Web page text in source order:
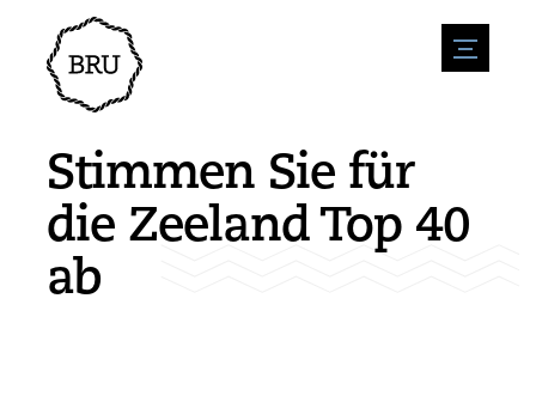
menu
Veranstaltungskalender
Veranstaltung anmelden
Übernachtung
Geschäfte
Natur & wasser
Sport
Sehenswürdigkeiten
Zugänglichkeit
Parken
Wohnumfeld
Um zu unternehmen
Stellenangebote
Stimmen Sie für
die Zeeland Top 40
ab